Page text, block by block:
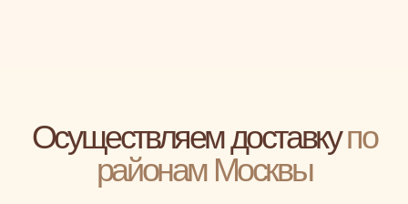
Осуществляем доставкупо
районам Москвы